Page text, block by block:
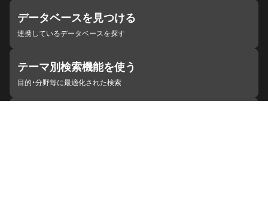
データベースを見つける
連携しているデータベースを探す
テーマ別検索機能を使う
目的・分野毎に最適化された検索